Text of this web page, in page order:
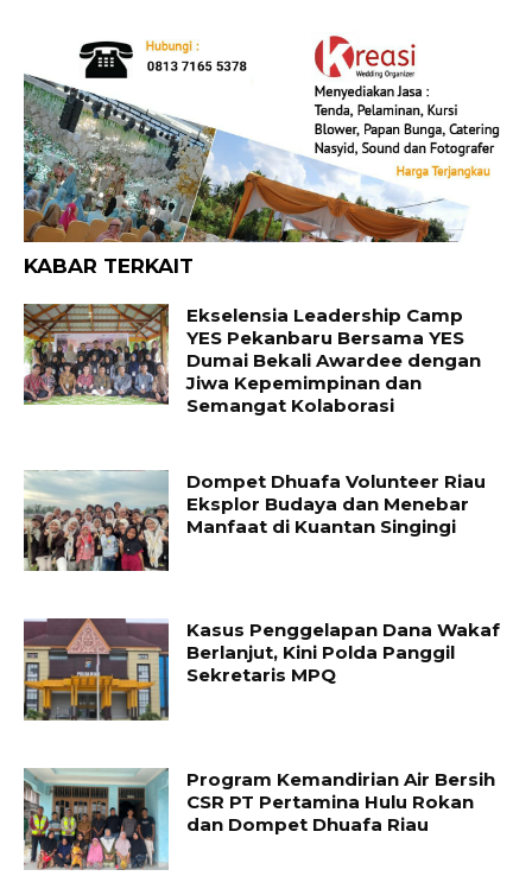
KABAR TERKAIT
Ekselensia Leadership Camp
YES Pekanbaru Bersama YES
Dumai Bekali Awardee dengan
Jiwa Kepemimpinan dan
Semangat Kolaborasi
Dompet Dhuafa Volunteer Riau
Eksplor Budaya dan Menebar
Manfaat di Kuantan Singingi
Kasus Penggelapan Dana Wakaf
Berlanjut, Kini Polda Panggil
Sekretaris MPQ
Program Kemandirian Air Bersih
CSR PT Pertamina Hulu Rokan
dan Dompet Dhuafa Riau